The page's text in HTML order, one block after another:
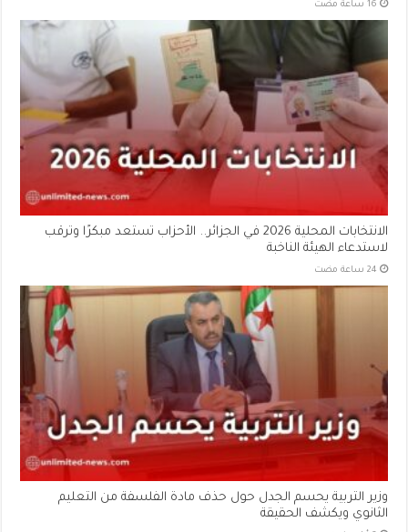
الانتخابات المحلية 2026 في الجزائر.. الأحزاب تستعد مبكرًا وترقب
لاستدعاء الهيئة الناخبة
وزير التربية يحسم الجدل حول حذف مادة الفلسفة من التعليم
الثانوي ويكشف الحقيقة